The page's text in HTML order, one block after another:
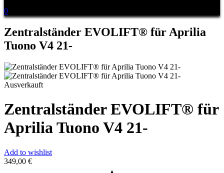
0
Zentralständer EVOLIFT® für Aprilia
Tuono V4 21-
Ausverkauft
Zentralständer EVOLIFT® für
Aprilia Tuono V4 21-
Add to wishlist
349,00 €